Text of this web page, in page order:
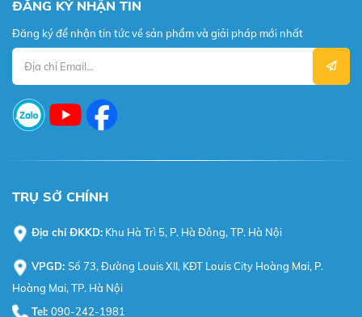
ĐĂNG KÝ NHẬN TIN
Đăng ký để nhận tin tức về sản phẩm và giải pháp mới nhất
TRỤ SỞ CHÍNH
Địa chỉ ĐKKD: Khu Hà Trì 5, P. Hà Đông, TP. Hà Nội
VPGD: Số 73, Đường Louis XII, KĐT Louis City Hoàng Mai, P.
Hoàng Mai, TP. Hà Nội
Tel: 090-242-1981